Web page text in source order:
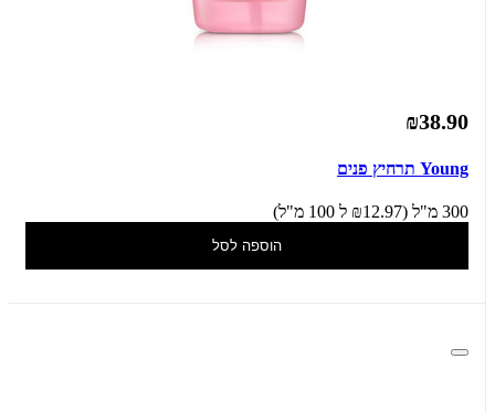
₪38.90
Young תרחיץ פנים
300 מ"ל (₪12.97 ל 100 מ"ל)
הוספה לסל